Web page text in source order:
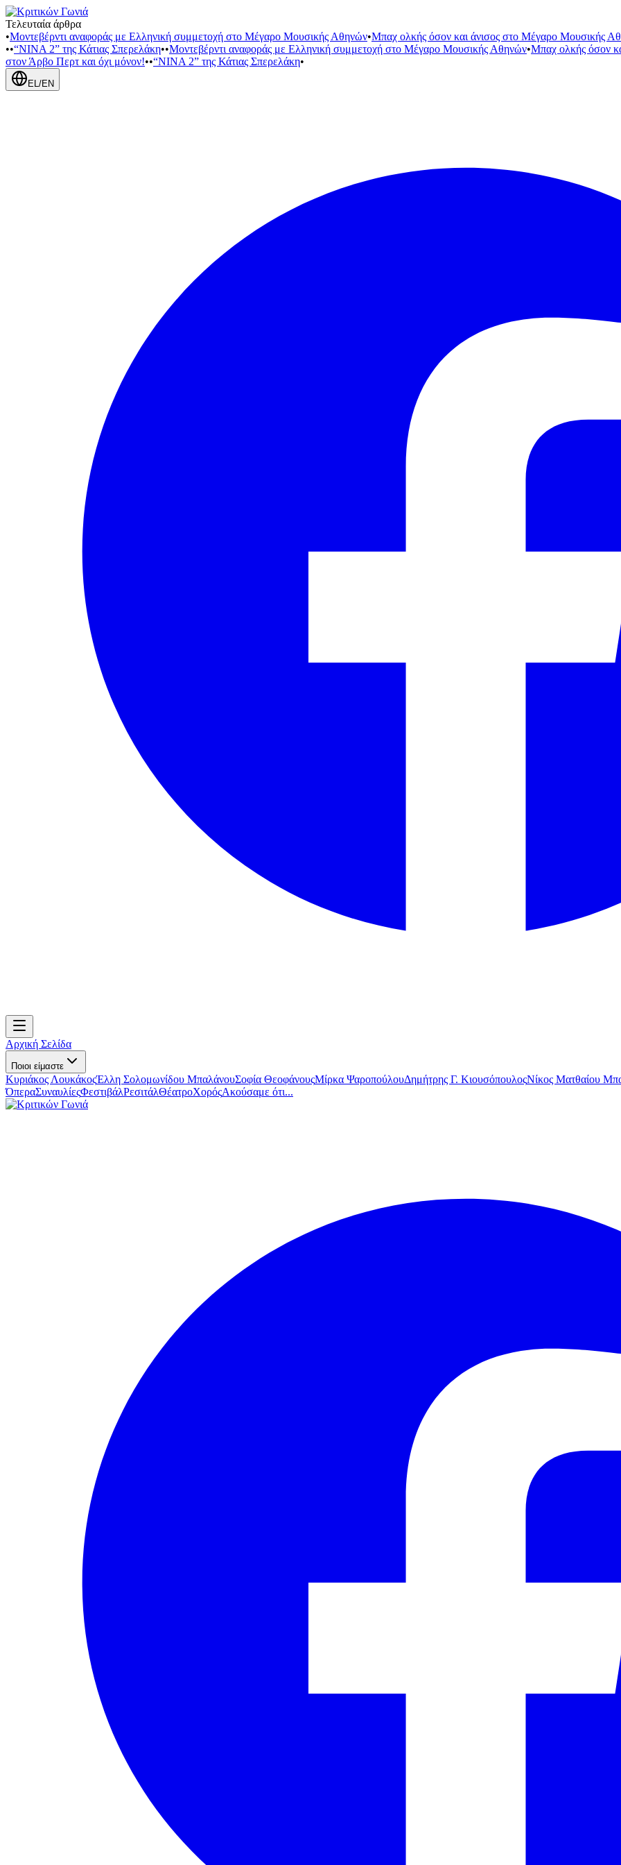
Τελευταία άρθρα
•Μοντεβέρντι αναφοράς με Ελληνική συμμετοχή στο Μέγαρο Μουσικής Αθηνών•Μπαχ ολκής όσον και άνισος στο Μέγαρο Μουσικής
••“NINA 2” της Κάτιας Σπερελάκη••Μοντεβέρντι αναφοράς με Ελληνική συμμετοχή στο Μέγαρο Μουσικής Αθηνών•Μπαχ ολκής όσον
στον Άρβο Περτ και όχι μόνον!••“NINA 2” της Κάτιας Σπερελάκη•
EL/EN
Αρχική Σελίδα
Ποιοι είμαστε
Κυριάκος ΛουκάκοςΈλλη Σολομωνίδου ΜπαλάνουΣοφία ΘεοφάνουςΜίρκα ΨαροπούλουΔημήτρης Γ. ΚιουσόπουλοςΝίκος Ματθαίου
ΌπεραΣυναυλίεςΦεστιβάλΡεσιτάλΘέατροΧορόςΑκούσαμε ότι...